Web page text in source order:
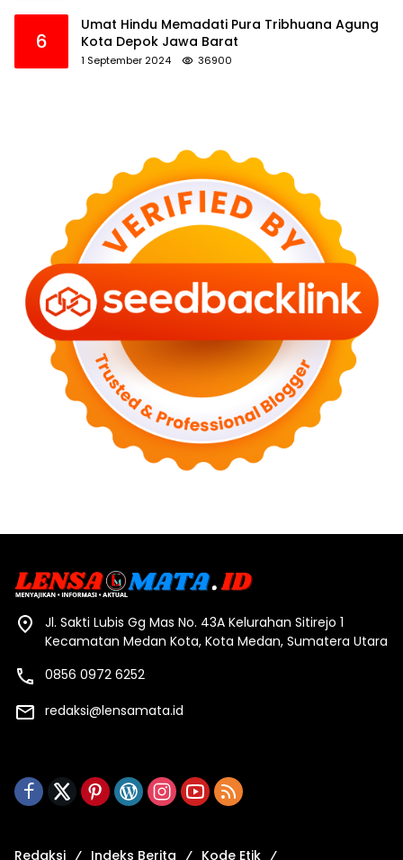
6
Umat Hindu Memadati Pura Tribhuana Agung
Kota Depok Jawa Barat
1 September 2024 36900
Jl. Sakti Lubis Gg Mas No. 43A Kelurahan Sitirejo 1
Kecamatan Medan Kota, Kota Medan, Sumatera Utara
0856 0972 6252
redaksi@lensamata.id
Redaksi Indeks Berita Kode Etik